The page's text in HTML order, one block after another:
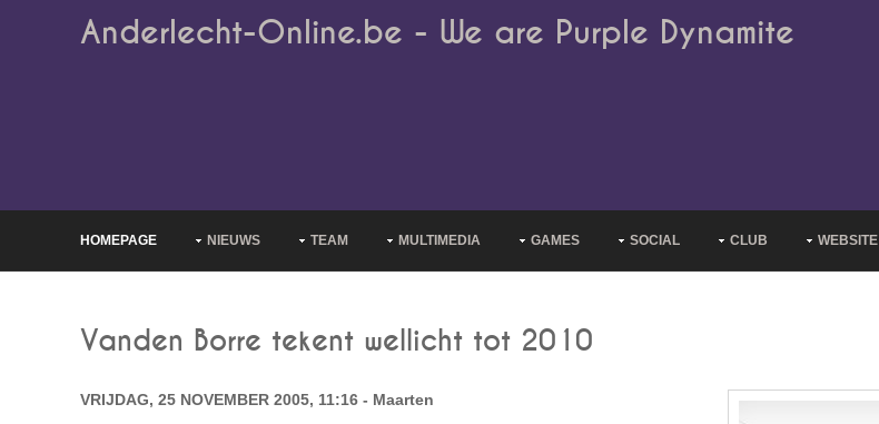
Anderlecht-Online.be - We are Purple Dynamite
HOMEPAGE NIEUWS TEAM MULTIMEDIA GAMES SOCIAL CLUB WEBSITE
Vanden Borre tekent wellicht tot 2010
VRIJDAG, 25 NOVEMBER 2005, 11:16 - Maarten